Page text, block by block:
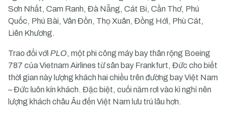
Sơn Nhất, Cam Ranh, Đà Nẵng, Cát Bi, Cần Thơ, Phú
Quốc, Phú Bài, Vân Đồn, Thọ Xuân, Đồng Hới, Phù Cát,
Liên Khương.
Trao đổi với PLO, một phi công máy bay thân rộng Boeing
787 của Vietnam Airlines từ sân bay Frankfurt, Đức cho biết
thời gian này lượng khách hai chiều trên đường bay Việt Nam
– Đức luôn kín khách. Đặc biệt, cuối năm rơi vào kì nghỉ nên
lượng khách châu Âu đến Việt Nam lưu trú lâu hơn.